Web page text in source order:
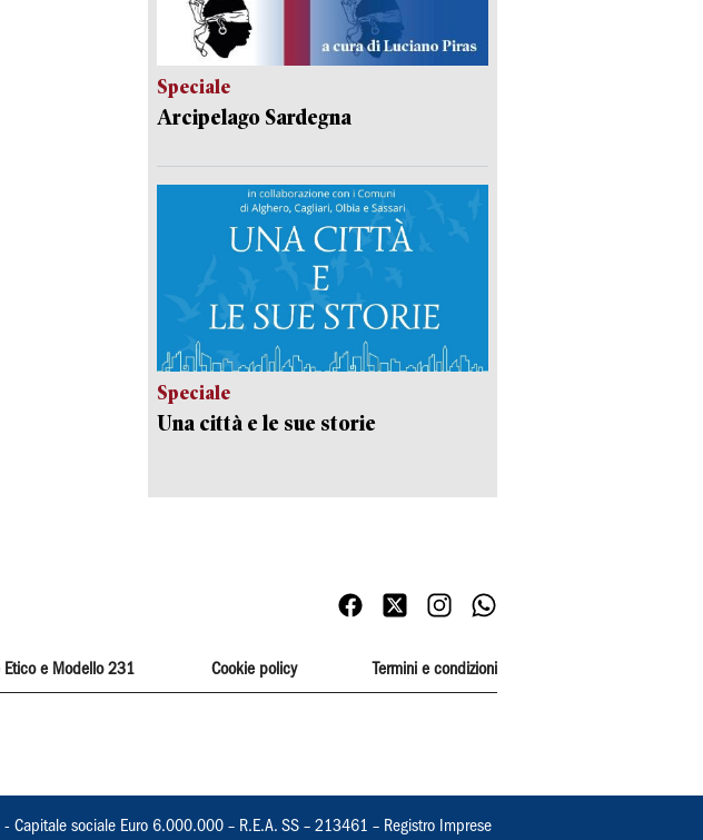
Speciale
Arcipelago Sardegna
Speciale
Una città e le sue storie
Etico e Modello 231 Cookie policy Termini e condizioni
sociale Euro 6.000.000 – R.E.A. SS – 213461 – Registro Imprese